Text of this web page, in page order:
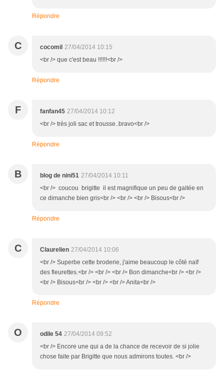
Répondre
C cocomil 27/04/2014 10:15
<br /> que c'est beau !!!!!!<br />
Répondre
F fanfan45 27/04/2014 10:12
<br /> très joli sac et trousse..bravo<br />
Répondre
B blog de nini51 27/04/2014 10:11
<br /> coucou brigitte il est magnifique un peu de gaitée en
ce dimanche bien gris<br /> <br /> <br /> Bisous<br />
Répondre
C Claurelien 27/04/2014 10:06
<br /> Superbe cette broderie, j'aime beaucoup le côté naïf
des fleurettes.<br /> <br /> <br /> Bon dimanche<br /> <br />
<br /> Bisous<br /> <br /> <br /> Anita<br />
Répondre
O odile 54 27/04/2014 09:52
<br /> Encore une qui a de la chance de recevoir de si jolie
chose faite par Brigitte que nous admirons toutes. <br />